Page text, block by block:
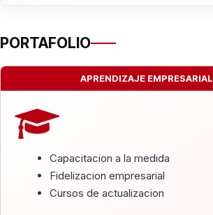
PORTAFOLIO
APRENDIZAJE EMPRESARIAL
Capacitacion a la medida
Fidelizacion empresarial
Cursos de actualizacion